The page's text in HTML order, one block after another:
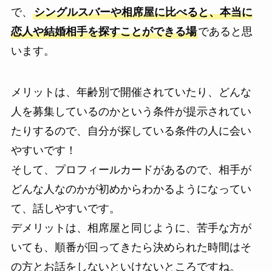
で、 シングルスバーや相席屋に比べると、本当に
恋人や結婚相手を探すことができる場であると思
います。
メリットは、年齢別で開催されていたり、どんな
人を募集しているのかという条件が提示されてい
たりするので、自分が探している条件の人に会い
やすいです！
そして、プロフィールカードがあるので、相手が
どんな人なのかが初めからわかるようになってい
て、話しやすいです。
デメリットは、相席屋と同じように、苦手な方が
いても、順番が回ってきたら決められた時間はそ
の方とお話をしないといけないところですね。